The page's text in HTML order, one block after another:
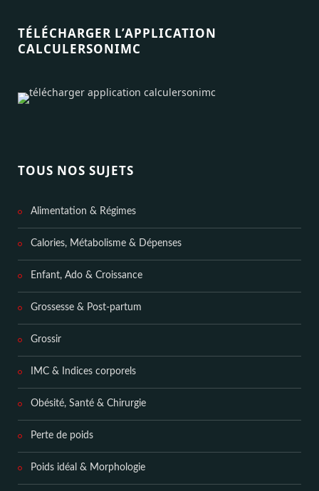
TÉLÉCHARGER L’APPLICATION
CALCULERSONIMC
TOUS NOS SUJETS
Alimentation & Régimes
Calories, Métabolisme & Dépenses
Enfant, Ado & Croissance
Grossesse & Post-partum
Grossir
IMC & Indices corporels
Obésité, Santé & Chirurgie
Perte de poids
Poids idéal & Morphologie